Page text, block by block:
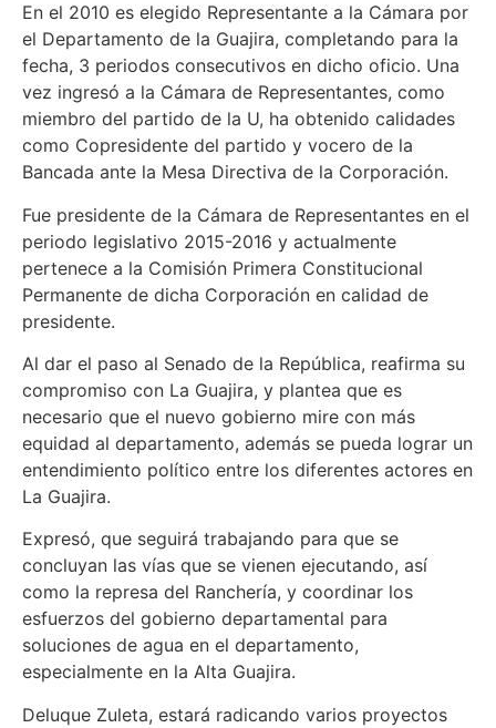
En el 2010 es elegido Representante a la Cámara por
el Departamento de la Guajira, completando para la
fecha, 3 periodos consecutivos en dicho oficio. Una
vez ingresó a la Cámara de Representantes, como
miembro del partido de la U, ha obtenido calidades
como Copresidente del partido y vocero de la
Bancada ante la Mesa Directiva de la Corporación.
Fue presidente de la Cámara de Representantes en el
periodo legislativo 2015-2016 y actualmente
pertenece a la Comisión Primera Constitucional
Permanente de dicha Corporación en calidad de
presidente.
Al dar el paso al Senado de la República, reafirma su
compromiso con La Guajira, y plantea que es
necesario que el nuevo gobierno mire con más
equidad al departamento, además se pueda lograr un
entendimiento político entre los diferentes actores en
La Guajira.
Expresó, que seguirá trabajando para que se
concluyan las vías que se vienen ejecutando, así
como la represa del Ranchería, y coordinar los
esfuerzos del gobierno departamental para
soluciones de agua en el departamento,
especialmente en la Alta Guajira.
Deluque Zuleta, estará radicando varios proyectos